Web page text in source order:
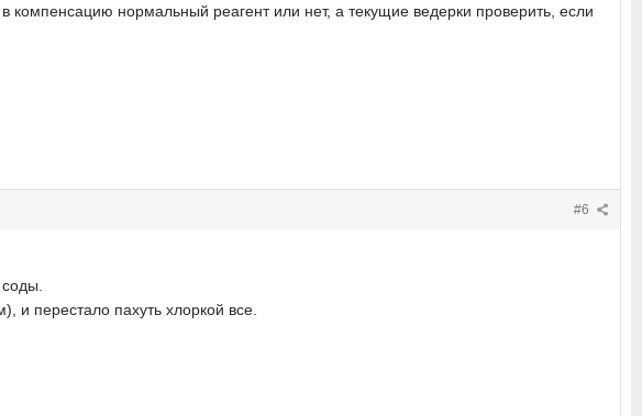
нормальный реагент или нет, а текущие ведерки проверить, если
#6
и перестало пахуть хлоркой все.